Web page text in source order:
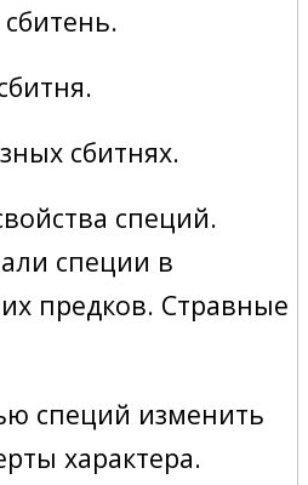
сбитнях.
специй.
специи в
предков. Стравные
специй изменить
характера.